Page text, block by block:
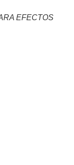
EFECTOS